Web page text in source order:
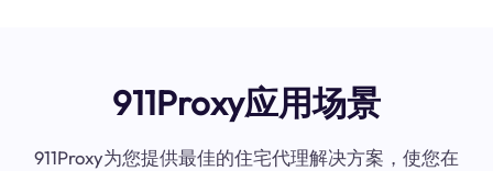
911Proxy应用场景
911Proxy为您提供最佳的住宅代理解决方案，使您在